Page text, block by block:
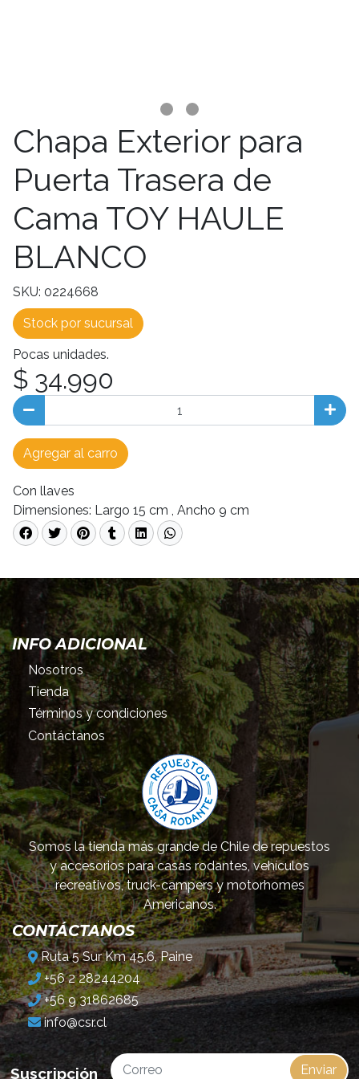
Chapa Exterior para
Puerta Trasera de
Cama TOY HAULE
BLANCO
SKU: 0224668
Stock por sucursal
Pocas unidades.
$ 34.990
Agregar al carro
Con llaves
Dimensiones: Largo 15 cm , Ancho 9 cm
INFO ADICIONAL
Nosotros
Tienda
Términos y condiciones
Contáctanos
Somos la tienda más grande de Chile de repuestos
y accesorios para casas rodantes, vehículos
recreativos, truck-campers y motorhomes
Americanos.
CONTÁCTANOS
Ruta 5 Sur Km 45.6, Paine
+56 2 28244204
+56 9 31862685
info@csr.cl
Suscripción Enviar